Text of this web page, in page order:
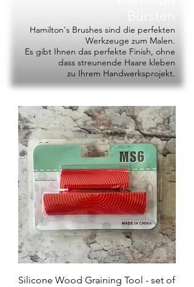
Hamilton's Brushes sind die perfekten
Werkzeuge zum Malen.
Es gibt Ihnen das perfekte Finish, ohne
dass streunende Haare kleben
zu Ihrem Handwerksprojekt.
Silicone Wood Graining Tool - set of